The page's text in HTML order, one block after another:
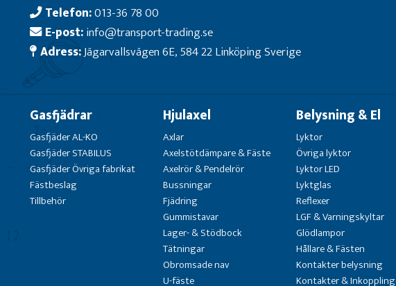
Telefon:013-36 78 00
E-post:info@transport-trading.se
Adress:Jägarvallsvägen 6E, 584 22 Linköping Sverige
Gasfjädrar
Gasfjäder AL-KO
Gasfjäder STABILUS
Gasfjäder Övriga fabrikat
Fästbeslag
Tillbehör
Hjulaxel
Axlar
Axelstötdämpare & Fäste
Axelrör & Pendelrör
Bussningar
Fjädring
Gummistavar
Lager- & Stödbock
Tätningar
Obromsade nav
U-fäste
Belysning & El
Lyktor
Övriga lyktor
Lyktor LED
Lyktglas
Reflexer
LGF & Varningskyltar
Glödlampor
Hållare & Fästen
Kontakter belysning
Kontakter & Inkoppling